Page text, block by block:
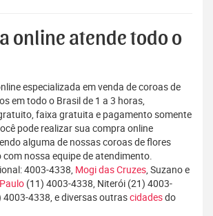
online atende todo o
especializada em venda de coroas de
em todo o Brasil de 1 a 3 horas,
faixa gratuita e pagamento somente
pode realizar sua compra online
alguma de nossas coroas de flores
nossa equipe de atendimento.
4003-4338, Mogi das Cruzes, Suzano e
(11) 4003-4338, Niterói (21) 4003-
4338, e diversas outrascidadesdo